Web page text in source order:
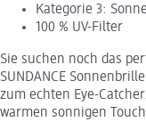
Kategorie 3:
100 % UV-Filter
Sie suchen noch das
SUNDANCE
zum echten Eye-
warmen sonnigen